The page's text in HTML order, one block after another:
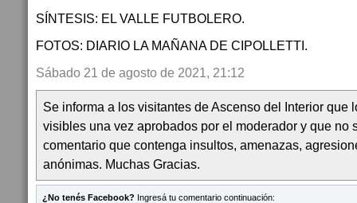
SÍNTESIS: EL VALLE FUTBOLERO.
FOTOS: DIARIO LA MAÑANA DE CIPOLLETTI.
Sábado 21 de agosto de 2021, 21:12
Se informa a los visitantes de Ascenso del Interior que
visibles una vez aprobados por el moderador y que no
comentario que contenga insultos, amenazas,
anónimas. Muchas Gracias.
¿No tenés Facebook? Ingresá tu comentario continuación: